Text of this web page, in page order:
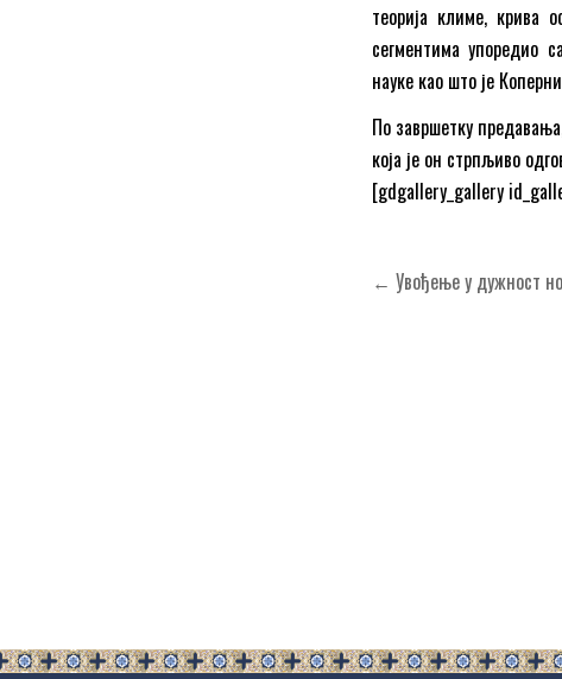
теорија климе, крива
сегментима упоредио
науке као што је
По завршетку
која је он стрпљиво
[gdgallery_gallery
Кретање
← Увођење у дужност